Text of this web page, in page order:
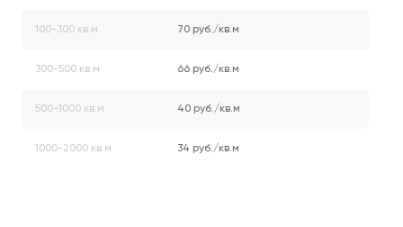
100-300 кв.м 70 руб./кв.м
300-500 кв.м 66 руб./кв.м
500-1000 кв.м 40 руб./кв.м
1000-2000 кв.м 34 руб./кв.м